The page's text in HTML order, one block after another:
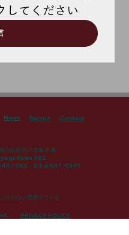
してください
とのない環境をつくる
Contact
Recruit
News
PRIVACY POLICY
谷区代々木5-7-5
Koen 602
/ FAX：03-6407-9341